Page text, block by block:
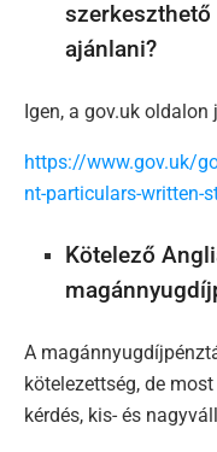
ajánlani?
Igen, a gov.uk
https://www.gov.uk/
nt-particulars-written-
Kötelező
A
kötelezettség, de
kérdés, kis- és